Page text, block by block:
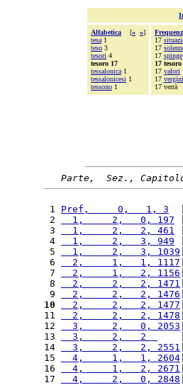
Alfabetica [« »]
tesa 1
teso 3
tesori 4
tesoro 17
tessalonica 1
tessalonicesi 1
tessono 1
17
17
17 spinge
17 tesoro
17 valori
17
17 verrà
Parte,  Sez.,
1 Pref,     0,   1, 3
2
  1,     2,   0, 197
3
  1,     2,   2, 461
4
  1,     2,   3, 949
5
  1,     2,   3, 1039
6
  2,     1,   1, 1117
7
  2,     1,   2, 1156
8
  2,     2,   2, 1471
9
  2,     2,   2, 1476
10
  2,     2,   2, 1477
11
  2,     2,   2, 1478
12
  3,     2,   0, 2053
13
  3,     2,   2
14
  3,     2,   2, 2551
15
  4,     1,   1, 2604
16
  4,     1,   2, 2671
17
  4,     2,   0, 2848